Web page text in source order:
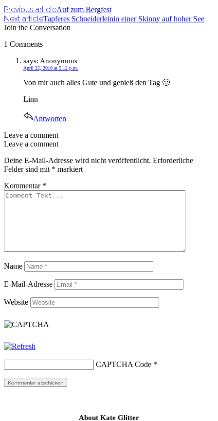
Previous articleAuf zum Bergfest
Next articleTapferes Schneiderleinin einer Skinny auf hoher See
Join the Conversation
1 Comments
says: Anonymous
April 22, 2010 at 5:12 p.m.
Von mir auch alles Gute und genieß den Tag 🙂
Linn
Antworten
Leave a comment
Leave a comment
Deine E-Mail-Adresse wird nicht veröffentlicht. Erforderliche
Felder sind mit * markiert
Kommentar *
Name
E-Mail-Adresse
Website
CAPTCHA Code *
About Kate Glitter